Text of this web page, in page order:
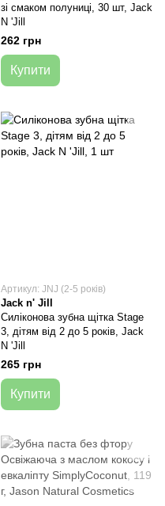
зі смаком полуниці, 30 шт, Jack
N 'Jill
262 грн
Купити
Артикул: JNJ (2-5 років)
Jack n' Jill
Силіконова зубна щітка Stage
3, дітям від 2 до 5 років, Jack
N 'Jill
265 грн
Купити